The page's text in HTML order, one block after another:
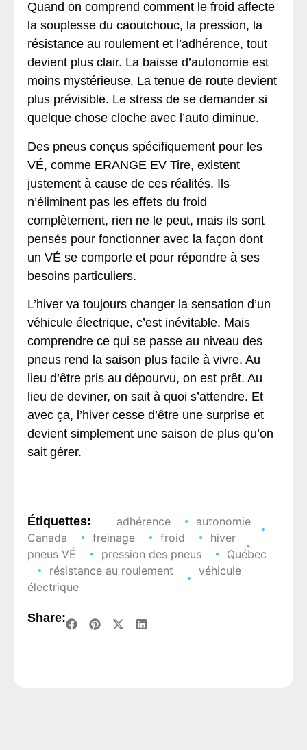
Quand on comprend comment le froid affecte
la souplesse du caoutchouc, la pression, la
résistance au roulement et l’adhérence, tout
devient plus clair. La baisse d’autonomie est
moins mystérieuse. La tenue de route devient
plus prévisible. Le stress de se demander si
quelque chose cloche avec l’auto diminue.
Des pneus conçus spécifiquement pour les
VÉ, comme ERANGE EV Tire, existent
justement à cause de ces réalités. Ils
n’éliminent pas les effets du froid
complètement, rien ne le peut, mais ils sont
pensés pour fonctionner avec la façon dont
un VÉ se comporte et pour répondre à ses
besoins particuliers.
L’hiver va toujours changer la sensation d’un
véhicule électrique, c’est inévitable. Mais
comprendre ce qui se passe au niveau des
pneus rend la saison plus facile à vivre. Au
lieu d’être pris au dépourvu, on est prêt. Au
lieu de deviner, on sait à quoi s’attendre. Et
avec ça, l’hiver cesse d’être une surprise et
devient simplement une saison de plus qu’on
sait gérer.
Étiquettes: adhérence
autonomie
Canada
freinage froid
hiver
pneus VÉ
pression des pneus
Québec
résistance au roulement
véhicule
électrique
Share: